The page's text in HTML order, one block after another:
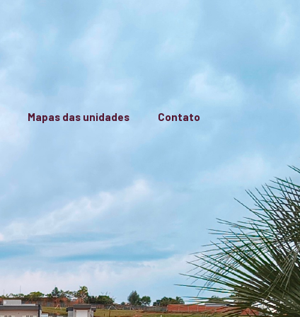
Mapas das unidades Contato